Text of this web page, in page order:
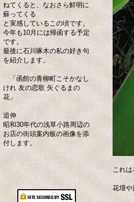
ねてくると、なおさら鮮明に
蘇ってくる
と実感しているこの頃です。
今年も10月には帰函する予定
です。
最後に石川啄木の私の好き句
を紹介します。
「函館の青柳町こそかなし
けれ 友の恋歌 矢ぐるまの
花」
追伸
昭和30年代の浅草小路周辺の
お店の街頭案内板の画像を添
付します。
これ
花壇や